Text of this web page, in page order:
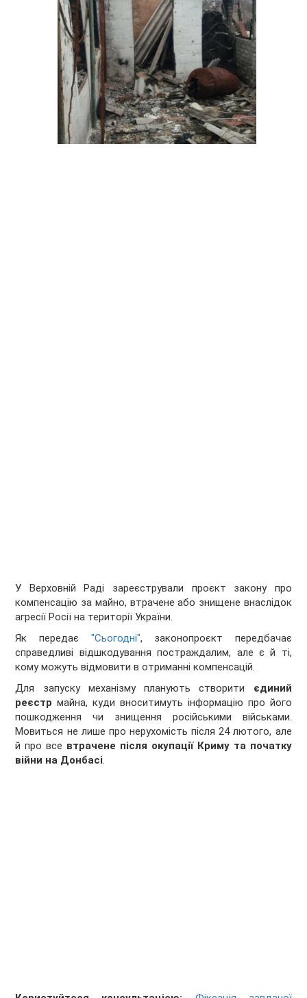
У Верховній Раді зареєстрували проєкт закону про
компенсацію за майно, втрачене або знищене внаслідок
агресії Росії на території України.
Як передає "Сьогодні", законопроєкт передбачає
справедливі відшкодування постраждалим, але є й ті,
кому можуть відмовити в отриманні компенсацій.
Для запуску механізму планують створити єдиний
реєстр майна, куди вноситимуть інформацію про його
пошкодження чи знищення російськими військами.
Мовиться не лише про нерухомість після 24 лютого, але
й про все втрачене після окупації Криму та початку
війни на Донбасі.